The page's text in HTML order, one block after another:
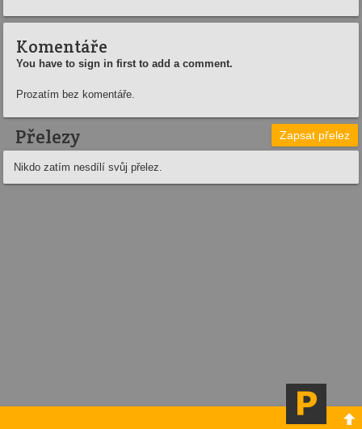
Komentáře
You have to sign in first to add a comment.
Prozatím bez komentáře.
Přelezy Zapsat přelez
Nikdo zatím nesdílí svůj přelez.
